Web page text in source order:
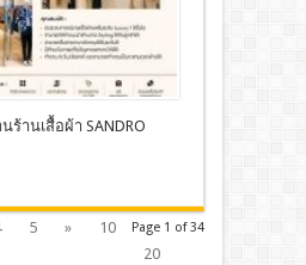
านเสื้อผ้า SANDRO
Page 1 of 34
5 »
10
20